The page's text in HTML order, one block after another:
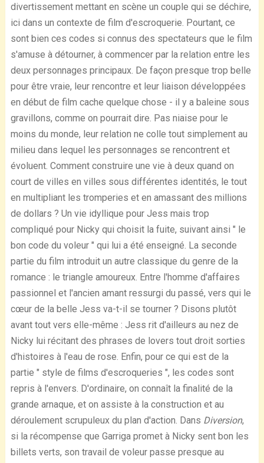
divertissement mettant en scène un couple qui se déchire,
ici dans un contexte de film d'escroquerie. Pourtant, ce
sont bien ces codes si connus des spectateurs que le film
s'amuse à détourner, à commencer par la relation entre les
deux personnages principaux. De façon presque trop belle
pour être vraie, leur rencontre et leur liaison développées
en début de film cache quelque chose - il y a baleine sous
gravillons, comme on pourrait dire. Pas niaise pour le
moins du monde, leur relation ne colle tout simplement au
milieu dans lequel les personnages se rencontrent et
évoluent. Comment construire une vie à deux quand on
court de villes en villes sous différentes identités, le tout
en multipliant les tromperies et en amassant des millions
de dollars ? Un vie idyllique pour Jess mais trop
compliqué pour Nicky qui choisit la fuite, suivant ainsi " le
bon code du voleur " qui lui a été enseigné. La seconde
partie du film introduit un autre classique du genre de la
romance : le triangle amoureux. Entre l'homme d'affaires
passionnel et l'ancien amant ressurgi du passé, vers qui le
cœur de la belle Jess va-t-il se tourner ? Disons plutôt
avant tout vers elle-même : Jess rit d'ailleurs au nez de
Nicky lui récitant des phrases de lovers tout droit sorties
d'histoires à l'eau de rose. Enfin, pour ce qui est de la
partie " style de films d'escroqueries ", les codes sont
repris à l'envers. D'ordinaire, on connaît la finalité de la
grande arnaque, et on assiste à la construction et au
déroulement scrupuleux du plan d'action. Dans Diversion,
si la récompense que Garriga promet à Nicky sent bon les
billets verts, son travail de voleur passe presque au